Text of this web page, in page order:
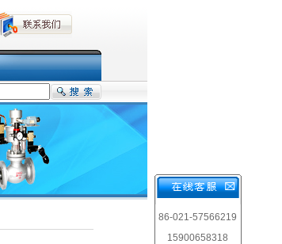
86-021-57566219
15900658318